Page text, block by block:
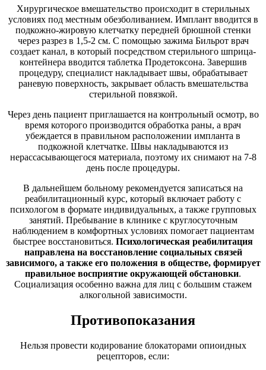
Хирургическое вмешательство происходит в стерильных
условиях под местным обезболиванием. Имплант вводится в
подкожно-жировую клетчатку передней брюшной стенки
через разрез в 1,5-2 см. С помощью зажима Бильрот врач
создает канал, в который посредством стерильного шприца-
контейнера вводится таблетка Продетоксона. Завершив
процедуру, специалист накладывает швы, обрабатывает
раневую поверхность, закрывает область вмешательства
стерильной повязкой.
Через день пациент приглашается на контрольный осмотр, во
время которого производится обработка раны, а врач
убеждается в правильном расположении импланта в
подкожной клетчатке. Швы накладываются из
нерассасывающегося материала, поэтому их снимают на 7-8
день после процедуры.
В дальнейшем больному рекомендуется записаться на
реабилитационный курс, который включает работу с
психологом в формате индивидуальных, а также групповых
занятий. Пребывание в клинике с круглосуточным
наблюдением в комфортных условиях помогает пациентам
быстрее восстановиться. Психологическая реабилитация
направлена на восстановление социальных связей
зависимого, а также его положения в обществе, формирует
правильное восприятие окружающей обстановки.
Социализация особенно важна для лиц с большим стажем
алкогольной зависимости.
Противопоказания
Нельзя провести кодирование блокаторами опиоидных
рецепторов, если: